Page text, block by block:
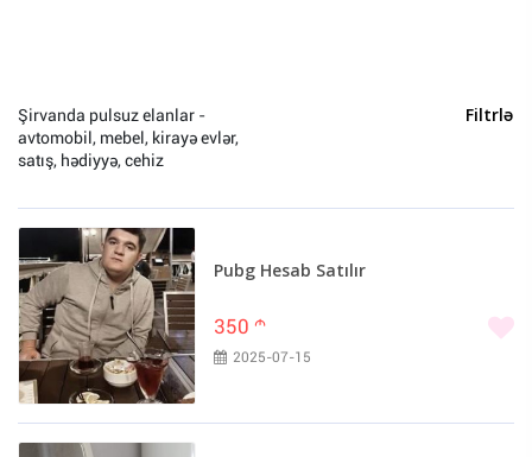
Xaçmaz (29)
Naxçivan (21)
Lənkəran (19)
Quba (15)
Zaqatala (14)
Ağcabədi (12)
Ağdam (11)
Qəbələ (11)
İsmayıllı (10)
Şəki (10)
Şirvanda pulsuz elanlar -
avtomobil, mebel, kirayə evlər,
satış, hədiyyə, cehiz
Filtrlə
Pubg Hesab Satılır
350 m
2025-07-15